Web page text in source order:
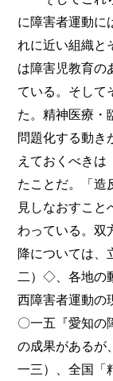
に障害者運動に
れに近い組織と
は障害児教育の
ている。そして
た。精神医療・
問題化する動き
えておくべきは
たことだ。「造
見しなおすこと
わっている。双
降については、
二）◇、各地の
西障害者運動の
〇一五『愛知
の成果があるが
一三）、全国「